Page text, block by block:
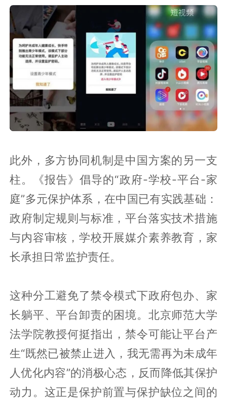
此外，多方协同机制是中国方案的另一支
柱。《报告》倡导的“政府-学校-平台-家
庭”多元保护体系，在中国已有实践基础：
政府制定规则与标准，平台落实技术措施
与内容审核，学校开展媒介素养教育，家
长承担日常监护责任。
这种分工避免了禁令模式下政府包办、家
长躺平、平台卸责的困境。北京师范大学
法学院教授何挺指出，禁令可能让平台产
生“既然已被禁止进入，我无需再为未成年
人优化内容”的消极心态，反而降低其保护
动力。这正是保护前置与保护缺位之间的